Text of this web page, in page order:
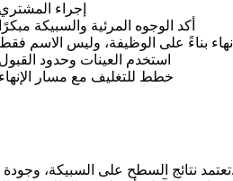
إجراء المشتري
أكد الوجوه المرئية والسبيكة مبكرًا
بناءً على الوظيفة، وليس الاسم فقط
استخدم العينات وحدود القبول
خطط للتغليف مع مسار الإنهاء
تعتمد نتائج السطح على السبيكة، وجودة الصب، وتحديد الوجه المرئي، والمعالجة المسبقة، وسمك الطلاء، وتحمل اللون، وحماية التعبئة بعد الإنهاء.